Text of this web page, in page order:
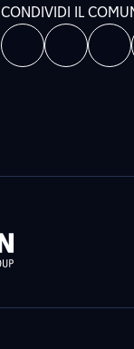
CONDIVIDI IL